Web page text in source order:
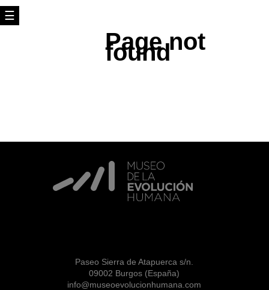
☰
Page not
found
Paseo Sierra de Atapuerca s/n.
09002 Burgos (España)
info@museoevolucionhumana.com